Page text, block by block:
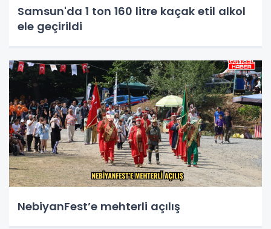
Samsun'da 1 ton 160 litre kaçak etil alkol
ele geçirildi
NebiyanFest’e mehterli açılış